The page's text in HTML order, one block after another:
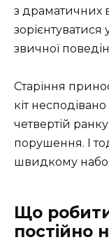
з драматичних
зорієнтуватися
звичної
Старіння
кіт
четвертій
порушення. І
швидкому
Що
постійно